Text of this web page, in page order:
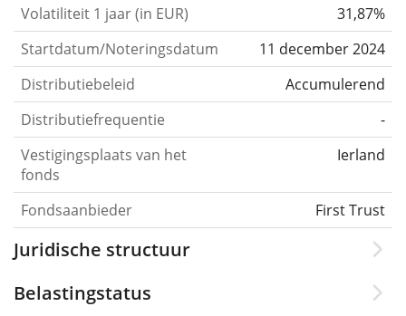
Volatiliteit 1 jaar (in EUR)
31,87%
Startdatum/Noteringsdatum
11 december 2024
Distributiebeleid
Accumulerend
Distributiefrequentie
-
Vestigingsplaats van het
fonds
Ierland
Fondsaanbieder First Trust
Juridische structuur
Belastingstatus